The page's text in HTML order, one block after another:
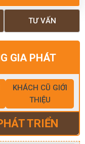
TƯ VẤN
GIA PHÁT
KHÁCH CŨ GIỚI
THIỆU
TRIỂN